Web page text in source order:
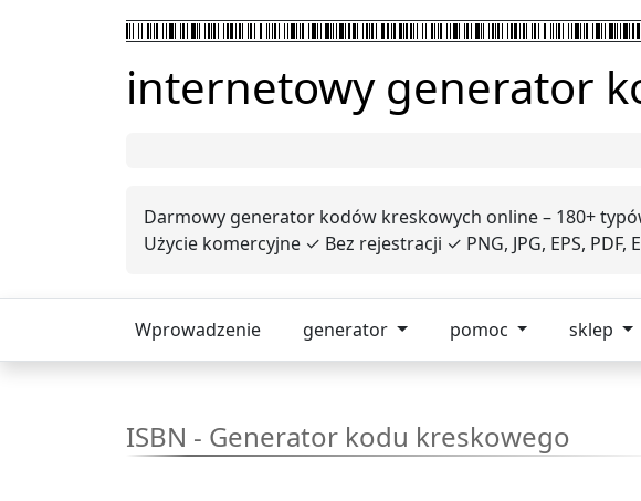
internetowy generator
Darmowy generator kodów kreskowych online – 180+
Użycie komercyjne ✓ Bez rejestracji ✓ PNG, JPG, EPS, PDF,
Wprowadzenie generator pomoc sklep
ISBN - Generator kodu kreskowego